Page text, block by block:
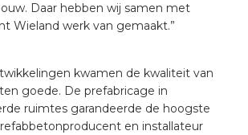
Daar hebben wij samen met
Wieland werk van gemaakt.”
kwamen de kwaliteit van
goede. De prefabricage in
ruimtes garandeerde de hoogste
en installateur